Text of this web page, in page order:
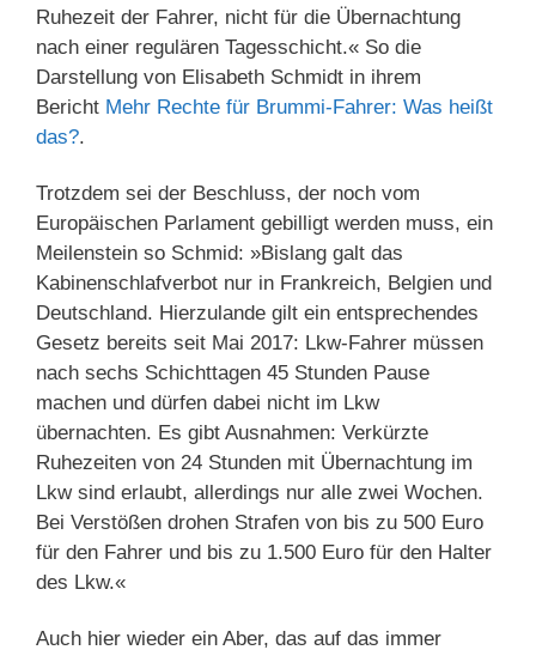
Ruhezeit der Fahrer, nicht für die Übernachtung
nach einer regulären Tagesschicht.« So die
Darstellung von Elisabeth Schmidt in ihrem
Bericht Mehr Rechte für Brummi-Fahrer: Was heißt
das?.
Trotzdem sei der Beschluss, der noch vom
Europäischen Parlament gebilligt werden muss, ein
Meilenstein so Schmid: »Bislang galt das
Kabinenschlafverbot nur in Frankreich, Belgien und
Deutschland. Hierzulande gilt ein entsprechendes
Gesetz bereits seit Mai 2017: Lkw-Fahrer müssen
nach sechs Schichttagen 45 Stunden Pause
machen und dürfen dabei nicht im Lkw
übernachten. Es gibt Ausnahmen: Verkürzte
Ruhezeiten von 24 Stunden mit Übernachtung im
Lkw sind erlaubt, allerdings nur alle zwei Wochen.
Bei Verstößen drohen Strafen von bis zu 500 Euro
für den Fahrer und bis zu 1.500 Euro für den Halter
des Lkw.«
Auch hier wieder ein Aber, das auf das immer